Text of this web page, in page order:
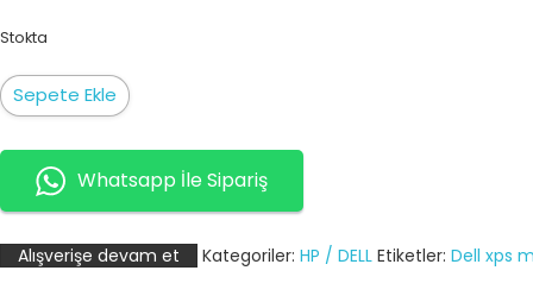
Stokta
Dell
xps
m1330
PP25L
Lcd
cover
Sepete Ekle
Whatsapp İle Sipariş
Alışverişe devam et Kategoriler: HP / DELL Etiketler: Dell xps